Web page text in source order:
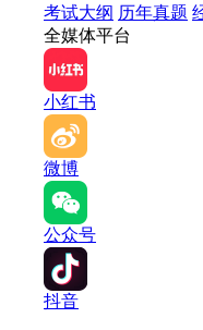
考试大纲 历年真题
全媒体平台
小红书
微博
公众号
抖音